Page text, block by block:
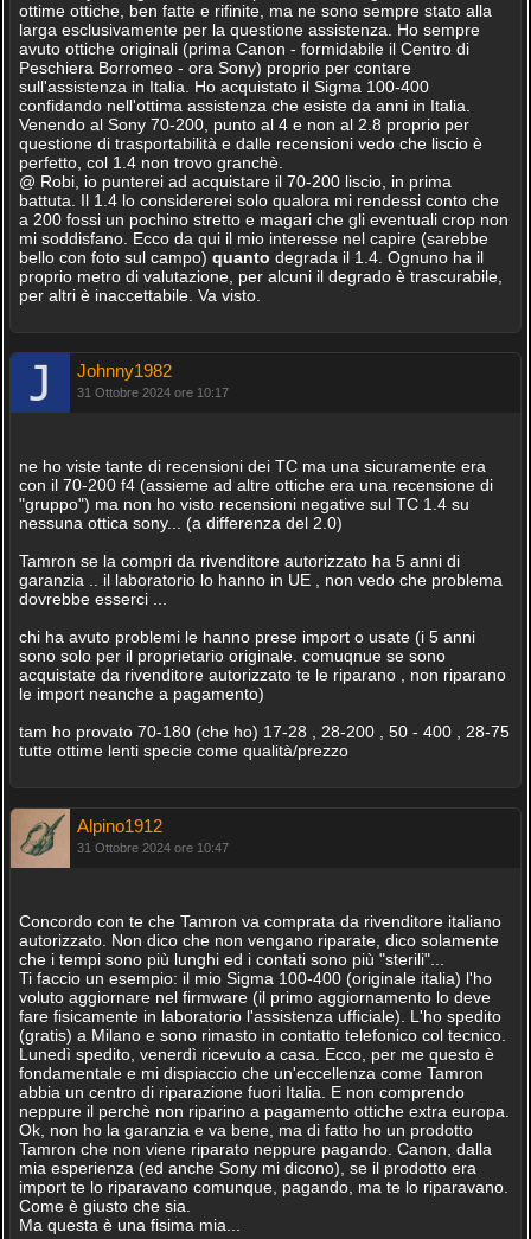
ottime ottiche, ben fatte e rifinite, ma ne sono sempre stato alla
larga esclusivamente per la questione assistenza. Ho sempre
avuto ottiche originali (prima Canon - formidabile il Centro di
Peschiera Borromeo - ora Sony) proprio per contare
sull'assistenza in Italia. Ho acquistato il Sigma 100-400
confidando nell'ottima assistenza che esiste da anni in Italia.
Venendo al Sony 70-200, punto al 4 e non al 2.8 proprio per
questione di trasportabilità e dalle recensioni vedo che liscio è
perfetto, col 1.4 non trovo granchè.
@ Robi, io punterei ad acquistare il 70-200 liscio, in prima
battuta. Il 1.4 lo considererei solo qualora mi rendessi conto che
a 200 fossi un pochino stretto e magari che gli eventuali crop non
mi soddisfano. Ecco da qui il mio interesse nel capire (sarebbe
bello con foto sul campo) quanto degrada il 1.4. Ognuno ha il
proprio metro di valutazione, per alcuni il degrado è trascurabile,
per altri è inaccettabile. Va visto.
Johnny1982
31 Ottobre 2024 ore 10:17
ne ho viste tante di recensioni dei TC ma una sicuramente era
con il 70-200 f4 (assieme ad altre ottiche era una recensione di
"gruppo") ma non ho visto recensioni negative sul TC 1.4 su
nessuna ottica sony... (a differenza del 2.0)
Tamron se la compri da rivenditore autorizzato ha 5 anni di
garanzia .. il laboratorio lo hanno in UE , non vedo che problema
dovrebbe esserci ...
chi ha avuto problemi le hanno prese import o usate (i 5 anni
sono solo per il proprietario originale. comuqnue se sono
acquistate da rivenditore autorizzato te le riparano , non riparano
le import neanche a pagamento)
tam ho provato 70-180 (che ho) 17-28 , 28-200 , 50 - 400 , 28-75
tutte ottime lenti specie come qualità/prezzo
Alpino1912
31 Ottobre 2024 ore 10:47
Concordo con te che Tamron va comprata da rivenditore italiano
autorizzato. Non dico che non vengano riparate, dico solamente
che i tempi sono più lunghi ed i contati sono più "sterili"...
Ti faccio un esempio: il mio Sigma 100-400 (originale italia) l'ho
voluto aggiornare nel firmware (il primo aggiornamento lo deve
fare fisicamente in laboratorio l'assistenza ufficiale). L'ho spedito
(gratis) a Milano e sono rimasto in contatto telefonico col tecnico.
Lunedì spedito, venerdì ricevuto a casa. Ecco, per me questo è
fondamentale e mi dispiaccio che un'eccellenza come Tamron
abbia un centro di riparazione fuori Italia. E non comprendo
neppure il perchè non riparino a pagamento ottiche extra europa.
Ok, non ho la garanzia e va bene, ma di fatto ho un prodotto
Tamron che non viene riparato neppure pagando. Canon, dalla
mia esperienza (ed anche Sony mi dicono), se il prodotto era
import te lo riparavano comunque, pagando, ma te lo riparavano.
Come è giusto che sia.
Ma questa è una fisima mia...